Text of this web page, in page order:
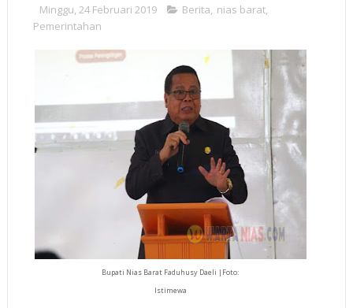
Minggu, 24 Februari 2019 Berita, nias barat,
Pemerintahan
Bupati Nias Barat Faduhusy Daeli |Foto:
Istimewa